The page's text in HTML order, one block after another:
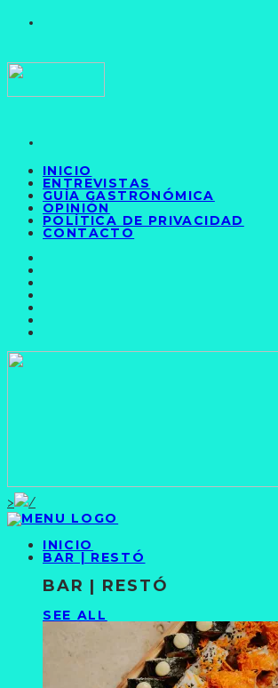
INICIO
ENTREVISTAS
GUÍA GASTRONÓMICA
OPINIÓN
POLÍTICA DE PRIVACIDAD
CONTACTO
>
INICIO
BAR | RESTÓ
BAR | RESTÓ
SEE ALL